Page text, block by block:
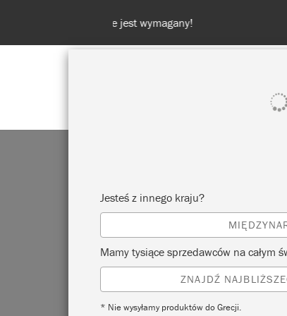
Jesteś z innego kraju?
Mamy tysiące sprzedawców na całym
ZNAJDŹ
* Nie wysyłamy produktów do Grecji.